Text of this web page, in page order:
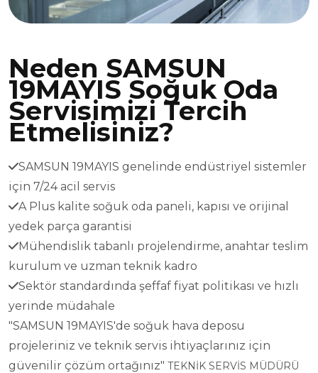
Neden SAMSUN
19MAYIS Soğuk Oda
Servisimizi Tercih
Etmelisiniz?
SAMSUN 19MAYIS genelinde endüstriyel sistemler
için 7/24 acil servis
A Plus kalite soğuk oda paneli, kapısı ve orijinal
yedek parça garantisi
Mühendislik tabanlı projelendirme, anahtar teslim
kurulum ve uzman teknik kadro
Sektör standardında şeffaf fiyat politikası ve hızlı
yerinde müdahale
"SAMSUN 19MAYIS'de soğuk hava deposu
projeleriniz ve teknik servis ihtiyaçlarınız için
güvenilir çözüm ortağınız" TEKNİK SERVİS MÜDÜRÜ